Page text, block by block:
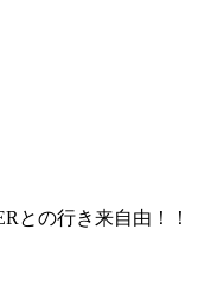
との行き来自由！！